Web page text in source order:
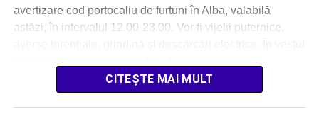
avertizare cod portocaliu de furtuni în Alba, valabilă
astăzi, în intervalul 12.00-23.00. Vor fi vijelii puternice,
CITEȘTE MAI MULT